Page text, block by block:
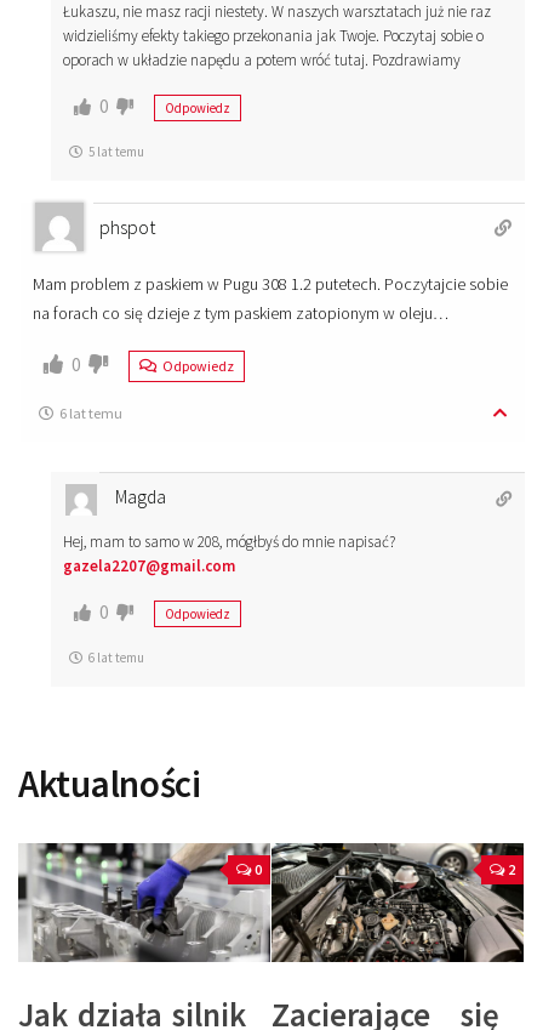
Łukaszu, nie masz racji niestety. W naszych warsztatach już nie raz
widzieliśmy efekty takiego przekonania jak Twoje. Poczytaj sobie o
oporach w układzie napędu a potem wróć tutaj. Pozdrawiamy
0 Odpowiedz
5 lat temu
phspot
Mam problem z paskiem w Pugu 308 1.2 putetech. Poczytajcie sobie
na forach co się dzieje z tym paskiem zatopionym w oleju…
0 Odpowiedz
6 lat temu
Magda
Hej, mam to samo w 208, mógłbyś do mnie napisać?
gazela2207@gmail.com
0 Odpowiedz
6 lat temu
Aktualności
0
Jak działa silnik
2
Zacierające się